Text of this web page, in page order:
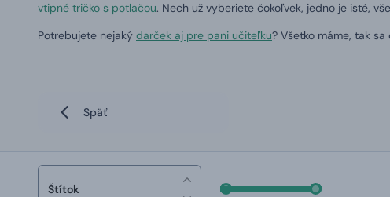
vtipné tričko s potlačou. Nech už vyberiete čokoľvek, jedno je isté,
Potrebujete nejaký darček aj pre pani učiteľku? Všetko máme, tak
Späť
Štítok